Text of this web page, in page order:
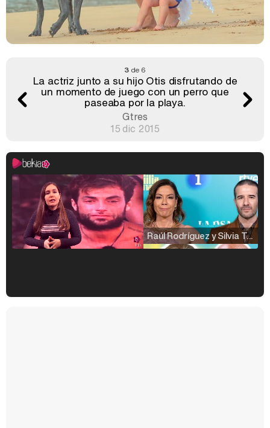
3de 6
La actriz junto a su hijo Otis disfrutando de
un momento de juego con un perro que
paseaba por la playa.
Gtres
15 dic 2015
Raúl Rodríguez y Silvia Taulés nos cuentan su papel en 'La familia de la tele'